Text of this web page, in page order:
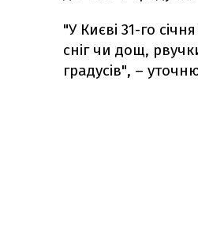
"У Києві 31-го
сніг чи дощ,
градусів", –